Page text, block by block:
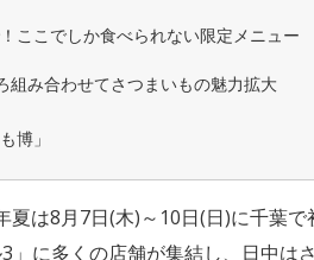
ここでしか食べられない限定メニュー
組み合わせてさつまいもの魅力拡大
博」
は8月7日(木)～10日(日)に千葉で
」に多くの店舗が集結し、日中は